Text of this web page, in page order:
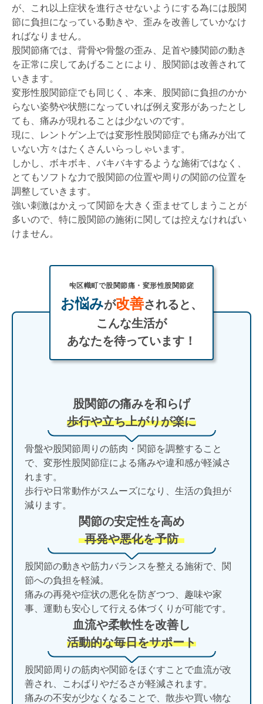
が、これ以上症状を進行させないようにする為には股関
節に負担になっている動きや、歪みを改善していかなけ
ればなりません。
股関節痛では、背骨や骨盤の歪み、足首や膝関節の動き
を正常に戻してあげることにより、股関節は改善されて
いきます。
変形性股関節症でも同じく、本来、股関節に負担のかか
らない姿勢や状態になっていれば例え変形があったとし
ても、痛みが現れることは少ないのです。
現に、レントゲン上では変形性股関節症でも痛みが出て
いない方々はたくさんいらっしゃいます。
しかし、ボキボキ、バキバキするような施術ではなく、
とてもソフトな力で股関節の位置や周りの関節の位置を
調整していきます。
強い刺激はかえって関節を大きく歪ませてしまうことが
多いので、特に股関節の施術に関しては控えなければい
けません。
中区幟町で股関節痛・変形性股関節症
お悩みが改善されると、
こんな生活が
あなたを待っています！
股関節の痛みを和らげ
歩行や立ち上がりが楽に
骨盤や股関節周りの筋肉・関節を調整すること
で、変形性股関節症による痛みや違和感が軽減さ
れます。
歩行や日常動作がスムーズになり、生活の負担が
減ります。
関節の安定性を高め
再発や悪化を予防
股関節の動きや筋力バランスを整える施術で、関
節への負担を軽減。
痛みの再発や症状の悪化を防ぎつつ、趣味や家
事、運動も安心して行える体づくりが可能です。
血流や柔軟性を改善し
活動的な毎日をサポート
股関節周りの筋肉や関節をほぐすことで血流が改
善され、こわばりやだるさが軽減されます。
痛みの不安が少なくなることで、散歩や買い物な